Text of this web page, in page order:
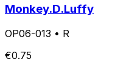
Monkey.D.Luffy
OP06-013 • R
€0.75